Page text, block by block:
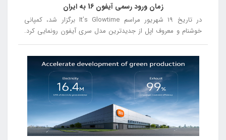
زمان ورود رسمی آیفون 16 به ایران
در تاریخ ۱۹ شهریور مراسم It’s Glowtime برگزار شد، کمپانی
خوشنام و معروف اپل از جدیدترین مدل سری آیفون رونمایی کرد.
در این مراسم از آیفون ۱۶، آیفون ۱۶ پلاس، آیفون ۱۶ پرو و آیفون ۱۶